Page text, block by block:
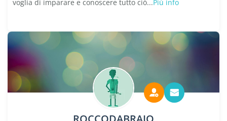
voglia di imparare e conoscere tutto ciò...Più info